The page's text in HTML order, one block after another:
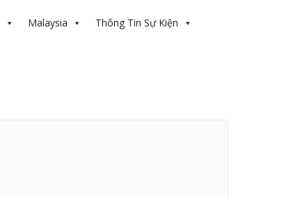
Malaysia Thông Tin Sự Kiện